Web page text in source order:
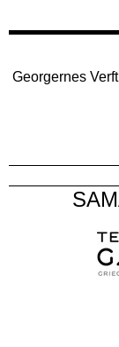
Georgernes